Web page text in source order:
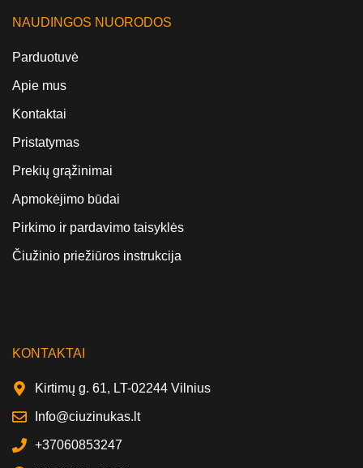
NAUDINGOS NUORODOS
Parduotuvė
Apie mus
Kontaktai
Pristatymas
Prekių grąžinimai
Apmokėjimo būdai
Pirkimo ir pardavimo taisyklės
Čiužinio priežiūros instrukcija
KONTAKTAI
Kirtimų g. 61, LT-02244 Vilnius
Info@ciuzinukas.lt
+37060853247